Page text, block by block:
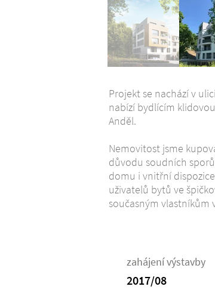
Projekt se nachází v
nabízí bydlícím
Anděl.
Nemovitost jsme
důvodu soudních
domu i vnitřní
uživatelů bytů ve
současným vlastníkům
zahájení výstavby
2017/08